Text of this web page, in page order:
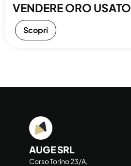
VENDERE ORO USATO
Scopri
AUGE SRL
Corso Torino 23/A,